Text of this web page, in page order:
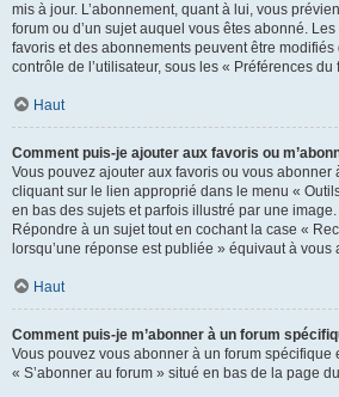
mis à jour. L’abonnement, quant à lui, vous
forum ou d’un sujet auquel vous êtes abonné.
favoris et des abonnements peuvent être
contrôle de l’utilisateur, sous les « Préférences du
Haut
Comment puis-je ajouter aux favoris ou
Vous pouvez ajouter aux favoris ou vous abonner
cliquant sur le lien approprié dans le menu «
en bas des sujets et parfois illustré par une image.
Répondre à un sujet tout en cochant la case «
lorsqu’une réponse est publiée » équivaut à vous
Haut
Comment puis-je m’abonner à un forum
Vous pouvez vous abonner à un forum spécifique
« S’abonner au forum » situé en bas de la page